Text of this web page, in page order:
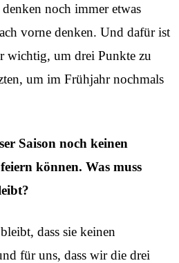
noch immer etwas
vorne denken. Und dafür ist
wichtig, um drei Punkte zu
um im Frühjahr nochmals
Saison noch keinen
können. Was muss
dass sie keinen
für uns, dass wir die drei